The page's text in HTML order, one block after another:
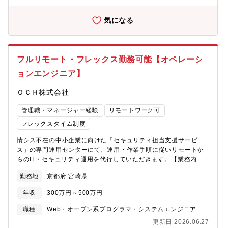
に係る個別テーマや内部統制の監査支援■サイバーセキュリティ・
サイバー攻撃の防御、検知、対応に必要な組織、技術、プロセス
に関するリスクや成熟度の評価、および管理態勢の構築や先進事
例の調査・助言■IT・DXガバナンス・ITの効果的な活用やDX推進
に伴うリスクを管理・監督するための枠組みの構築支援・大規模
インシデントの発生時の検証、再発防止策定支援■クラウドコンピ
ューティング・クラウド活用に必要な管理基準・規定の整備やク
（ISMAP対応支援）■データ＆プライバシー・業種業態に応じたプ
に基づく事業変革支援、内部不正の調査支援■プロジェクトリスク
アドバイザリー・大規模システム構築に関するプロジェクトリス
クの第三者評価及び提言・プロジェクト期間を通じたオフサイト
モニタリングと提言など【企業担当者補足】最近では、自動運転×
セキュリティの構築や生成AIガバナンスをテーマとした案件が増
加傾向にございます。これらの領域に関心がある方のご応募もお
新テクノロジーの発展は目を見張るものがございます。一方で、
することで発生しうるリスクなどを正しく理解する必要がござい
ます。RA部では、このリスクと正しく付き合い、最大限恩恵を享
したIT運営体制を築くため、新たな人材を募集いたします。【職
セキュリティ対策、サーバ・ＰＣなど端末管理、それらのBCP対
ーザー部門の課題に対し、ITを用いた解決策の提案と実施支援■管
理業務上記の業務を担当する部員(グループ員)の管理、育成、指導
Paloalto Prisma Access・Paloalto・FortiGate
気になる
フルリモート・フレックス勤務可能【オペレーシ
ョンエンジニア】
ＯＣＨ株式会社
管理職・マネージャー経験
リモートワーク可
フレックスタイム制度
情シス不在の中小企業に向けた「セキュリティ担当支援サービ
ス」の専門運用センターにて、運用・作業手順に従いリモートか
らのIT・セキュリティ運用を代行していただきます。【業務内
ルを用いたパッチ運用、資産管理、およびEDR・UTM（ファイア
ウォール、Wi-Fi、VPN等）の運用・保守・アラート監視・ヘルプ
デスク・トラブル対応： 異常検知時の一次対応・端末隔離や、
顧客からのPC・ネットワークに関する問い合わせ（電話・メー
ネットワーク脆弱性診断の実施と、客観的なデータに基づくセキ
勤務地 京都府 宮崎県
年収 300万円～500万円
職種
Web・オープン系プログラマ・システムエンジニア
更新日 2026.06.27